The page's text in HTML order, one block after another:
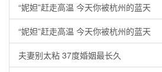
“妮妲”赶走高温 今天你被杭州的蓝天
“妮妲”赶走高温 今天你被杭州的蓝天
夫妻别太粘 37度婚姻最长久